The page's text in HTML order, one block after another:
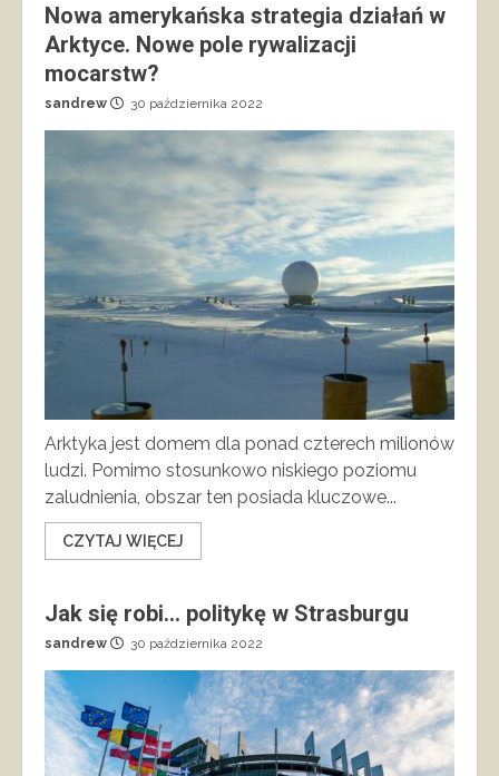
Nowa amerykańska strategia działań w
Arktyce. Nowe pole rywalizacji
mocarstw?
sandrew 30 października 2022
Arktyka jest domem dla ponad czterech milionów
ludzi. Pomimo stosunkowo niskiego poziomu
zaludnienia, obszar ten posiada kluczowe...
CZYTAJ WIĘCEJ
Jak się robi… politykę w Strasburgu
sandrew 30 października 2022